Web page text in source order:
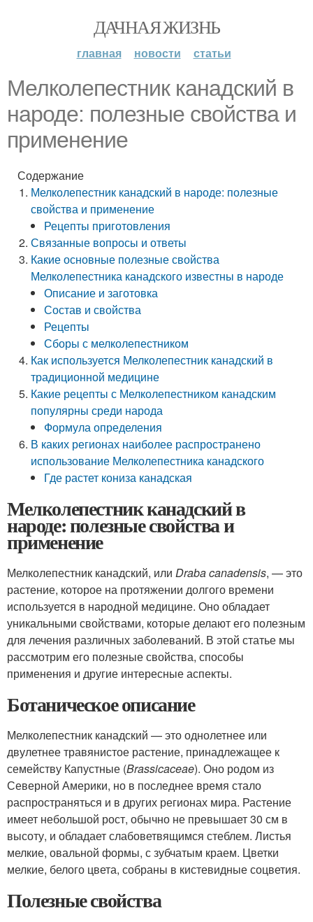
ДАЧНАЯ ЖИЗНЬ
главная новости статьи
Мелколепестник канадский в
народе: полезные свойства и
применение
Содержание
Мелколепестник канадский в народе: полезные
свойства и применение
Рецепты приготовления
Связанные вопросы и ответы
Какие основные полезные свойства
Мелколепестника канадского известны в народе
Описание и заготовка
Состав и свойства
Рецепты
Сборы с мелколепестником
Как используется Мелколепестник канадский в
традиционной медицине
Какие рецепты с Мелколепестником канадским
популярны среди народа
Формула определения
В каких регионах наиболее распространено
использование Мелколепестника канадского
Где растет кониза канадская
Мелколепестник канадский в
народе: полезные свойства и
применение
Мелколепестник канадский, или Draba canadensis, — это
растение, которое на протяжении долгого времени
используется в народной медицине. Оно обладает
уникальными свойствами, которые делают его полезным
для лечения различных заболеваний. В этой статье мы
рассмотрим его полезные свойства, способы
применения и другие интересные аспекты.
Ботаническое описание
Мелколепестник канадский — это однолетнее или
двулетнее травянистое растение, принадлежащее к
семейству Капустные (Brassicaceae). Оно родом из
Северной Америки, но в последнее время стало
распространяться и в других регионах мира. Растение
имеет небольшой рост, обычно не превышает 30 см в
высоту, и обладает слабоветвящимся стеблем. Листья
мелкие, овальной формы, с зубчатым краем. Цветки
мелкие, белого цвета, собраны в кистевидные соцветия.
Полезные свойства